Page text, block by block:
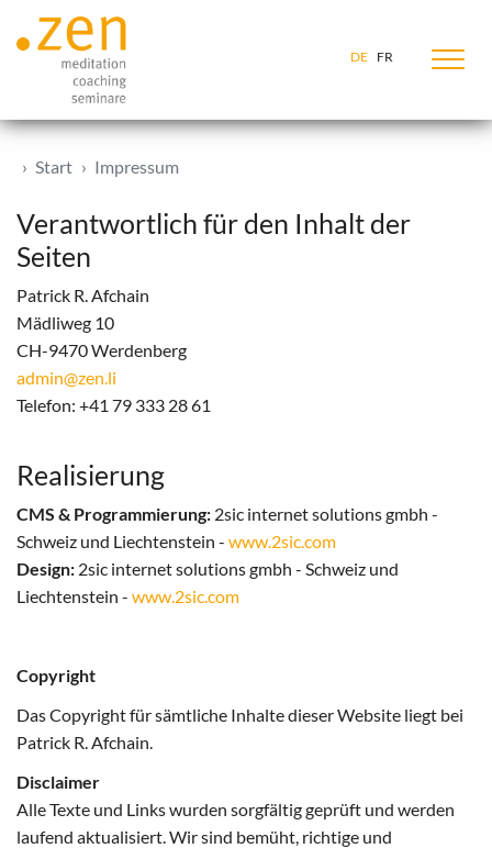
Zum Inhalt springen
DE FR
Start Impressum
Verantwortlich für den Inhalt der
Seiten
Patrick R. Afchain
Mädliweg 10
CH-9470 Werdenberg
admin@zen.li
Telefon: +41 79 333 28 61
Realisierung
CMS & Programmierung: 2sic internet solutions gmbh -
Schweiz und Liechtenstein - www.2sic.com
Design: 2sic internet solutions gmbh - Schweiz und
Liechtenstein - www.2sic.com
Copyright
Das Copyright für sämtliche Inhalte dieser Website liegt bei
Patrick R. Afchain.
Disclaimer
Alle Texte und Links wurden sorgfältig geprüft und werden
laufend aktualisiert. Wir sind bemüht, richtige und